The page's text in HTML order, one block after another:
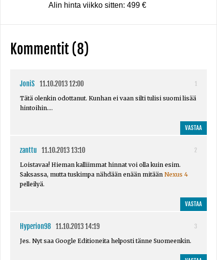
Alin hinta viikko sitten: 499 €
Kommentit (8)
JoniS 11.10.2013 12:00
1
Tätä olenkin odottanut. Kunhan ei vaan silti tulisi suomi lisää
hintoihin....
VASTAA
zanttu 11.10.2013 13:10
2
Loistavaa! Hieman kalliimmat hinnat voi olla kuin esim.
Saksassa, mutta tuskimpa nähdään enään mitään Nexus 4
pelleilyä.
VASTAA
Hyperion98 11.10.2013 14:19
3
Jes. Nyt saa Google Editioneita helposti tänne Suomeenkin.